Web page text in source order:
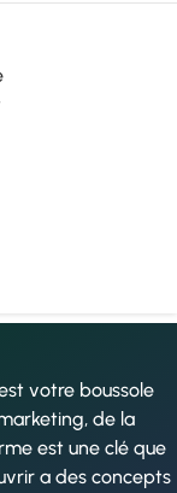
votre boussole
de la
est une clé que
a des concepts